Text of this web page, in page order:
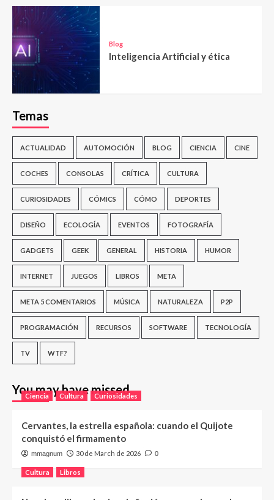
Blog
Inteligencia Artificial y ética
Temas
ACTUALIDAD AUTOMOCIÓN BLOG CIENCIA CINE
COCHES CONSOLAS CRÍTICA CULTURA
CURIOSIDADES CÓMICS CÓMO DEPORTES
DISEÑO ECOLOGÍA EVENTOS FOTOGRAFÍA
GADGETS GEEK GENERAL HISTORIA HUMOR
INTERNET JUEGOS LIBROS META
META 5 COMENTARIOS MÚSICA NATURALEZA P2P
PROGRAMACIÓN RECURSOS SOFTWARE TECNOLOGÍA
TV WTF?
You may have missed
Ciencia Cultura Curiosidades
Cervantes, la estrella española: cuando el Quijote
conquistó el firmamento
mmagnum 30 de March de 2026 0
Cultura Libros